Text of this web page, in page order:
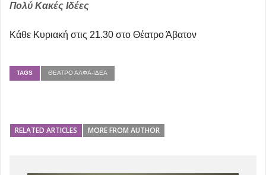
Πολύ Κακές Ιδέες
Κάθε Κυριακή στις 21.30 στο Θέατρο Άβατον
TAGS ΘΈΑΤΡΟ ΆΛΦΑ-ΙΔΈΑ
RELATED ARTICLES MORE FROM AUTHOR